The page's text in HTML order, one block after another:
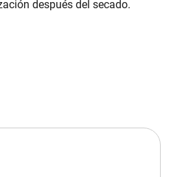
después del secado.